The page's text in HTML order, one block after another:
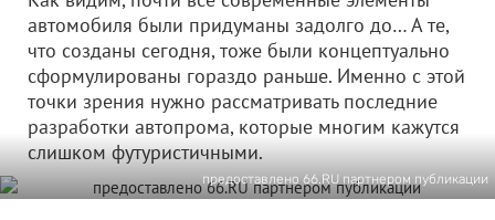
автомобиля были придуманы задолго до… А те,
что созданы сегодня, тоже были концептуально
сформулированы гораздо раньше. Именно с этой
точки зрения нужно рассматривать последние
разработки автопрома, которые многим кажутся
слишком футуристичными.
предоставлено 66.RU партнером публикации